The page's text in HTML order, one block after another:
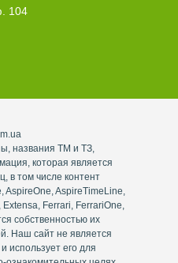
104
названия ТМ и ТЗ,
которая является
в том числе контент
AspireOne, AspireTimeLine,
Ferrari, FerrariOne,
собственностью их
Наш сайт не является
использует его для